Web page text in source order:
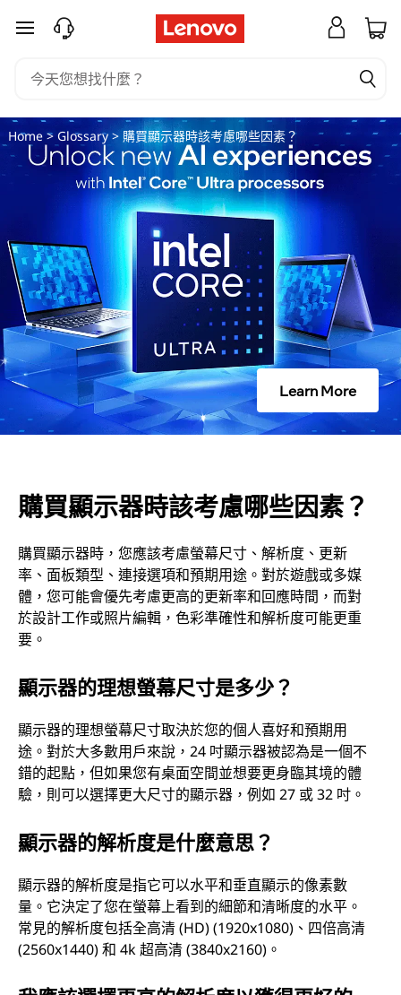
購
示
器
該
考
慮
哪
些
素
？
跳至主要內容
Home> Glossary> 購買顯示器時該考慮哪些因素？
Learn More
購買顯示器時該考慮哪些因素？
購買顯示器時，您應該考慮螢幕尺寸、解析度、更新
率、面板類型、連接選項和預期用途。對於遊戲或多媒
體，您可能會優先考慮更高的更新率和回應時間，而對
於設計工作或照片編輯，色彩準確性和解析度可能更重
要。
顯示器的理想螢幕尺寸是多少？
顯示器的理想螢幕尺寸取決於您的個人喜好和預期用
途。對於大多數用戶來說，24 吋顯示器被認為是一個不
錯的起點，但如果您有桌面空間並想要更身臨其境的體
驗，則可以選擇更大尺寸的顯示器，例如 27 或 32 吋。
顯示器的解析度是什麼意思？
顯示器的解析度是指它可以水平和垂直顯示的像素數
量。它決定了您在螢幕上看到的細節和清晰度的水平。
常見的解析度包括全高清 (HD) (1920x1080)、四倍高清
(2560x1440) 和 4k 超高清 (3840x2160)。